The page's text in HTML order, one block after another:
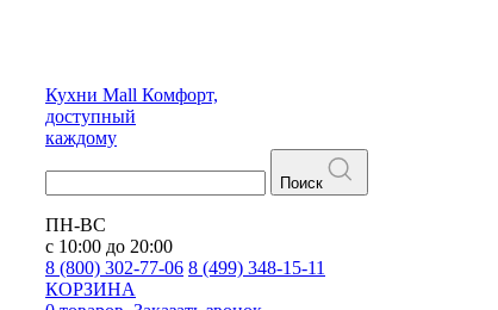
Кухни Mall Комфорт,
доступный
каждому
Поиск
ПН-ВС
с 10:00 до 20:00
8 (800) 302-77-06 8 (499) 348-15-11
КОРЗИНА